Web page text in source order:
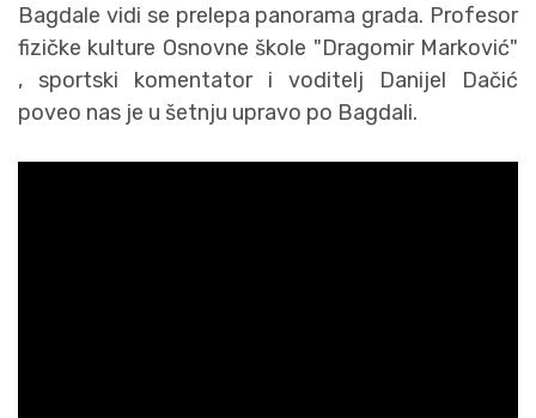
Bagdale vidi se prelepa panorama grada. Profesor
fizičke kulture Osnovne škole "Dragomir Marković"
, sportski komentator i voditelj Danijel Dačić
poveo nas je u šetnju upravo po Bagdali.